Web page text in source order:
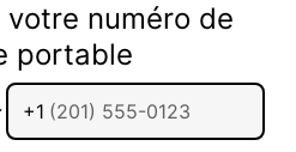
votre numéro de
portable
+1